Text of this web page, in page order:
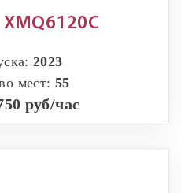
2023
мест: 55
руб/час